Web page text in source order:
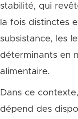
stabilité, qui
la fois distinctes
subsistance, les
déterminants en
alimentaire.
Dans ce
dépend des